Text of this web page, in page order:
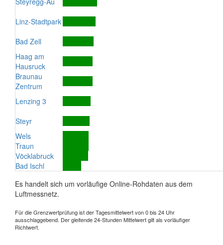
Linz-Stadtpark
Bad Zell
Haag am
Hausruck
Braunau
Zentrum
Lenzing 3
Steyr
Wels
Traun
Vöcklabruck
Bad Ischl
Es handelt sich um vorläufige Online-Rohdaten aus dem
Luftmessnetz.
Für die Grenzwertprüfung ist der Tagesmittelwert von 0 bis 24 Uhr
ausschlaggebend. Der gleitende 24-Stunden Mittelwert gilt als vorläufiger
Richtwert.